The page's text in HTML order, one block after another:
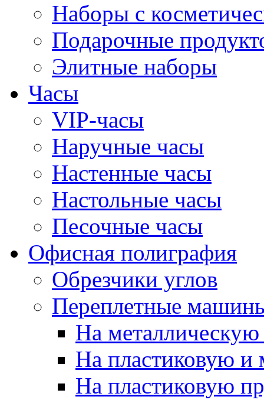
Наборы с
Подарочные
Элитные наборы
Часы
VIP-часы
Наручные часы
Настенные часы
Настольные часы
Песочные часы
Офисная полиграфия
Обрезчики углов
Переплетные
На
На пластиковую и
На пластиковую